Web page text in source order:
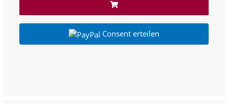
Consent erteilen